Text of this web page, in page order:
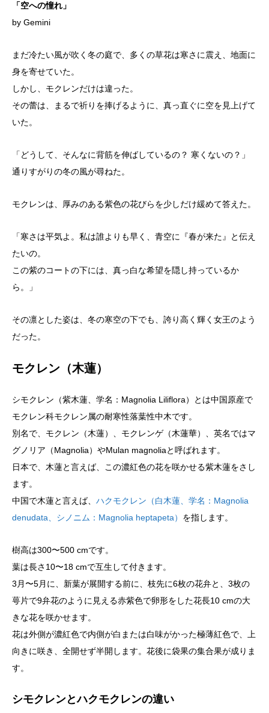
「空への憧れ」
by Gemini
まだ冷たい風が吹く冬の庭で、多くの草花は寒さに震え、地面に
身を寄せていた。
しかし、モクレンだけは違った。
その蕾は、まるで祈りを捧げるように、真っ直ぐに空を見上げて
いた。
「どうして、そんなに背筋を伸ばしているの？ 寒くないの？」
通りすがりの冬の風が尋ねた。
モクレンは、厚みのある紫色の花びらを少しだけ緩めて答えた。
「寒さは平気よ。私は誰よりも早く、青空に『春が来た』と伝え
たいの。
この紫のコートの下には、真っ白な希望を隠し持っているか
ら。」
その凛とした姿は、冬の寒空の下でも、誇り高く輝く女王のよう
だった。
モクレン（木蓮）
シモクレン（紫木蓮、学名：Magnolia Liliflora）とは中国原産で
モクレン科モクレン属の耐寒性落葉性中木です。
別名で、モクレン（木蓮）、モクレンゲ（木蓮華）、英名ではマ
グノリア（Magnolia）やMulan magnoliaと呼ばれます。
日本で、木蓮と言えば、この濃紅色の花を咲かせる紫木蓮をさし
ます。
中国で木蓮と言えば、 ハクモクレン（白木蓮、学名：Magnolia
denudata、シノニム：Magnolia heptapeta） を指します。
樹高は300〜500 cmです。
葉は長さ10〜18 cmで互生して付きます。
3月〜5月に、新葉が展開する前に、枝先に6枚の花弁と、3枚の
萼片で9弁花のように見える赤紫色で卵形をした花長10 cmの大
きな花を咲かせます。
花は外側が濃紅色で内側が白または白味がかった極薄紅色で、上
向きに咲き、全開せず半開します。花後に袋果の集合果が成りま
す。
シモクレンとハクモクレンの違い